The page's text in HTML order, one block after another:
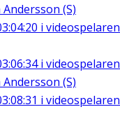
(S)
i videospelaren
i videospelaren
(S)
i videospelaren